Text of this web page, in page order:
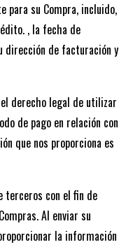
para su Compra, incluido,
, la fecha de
dirección de facturación y
derecho legal de utilizar
de pago en relación con
que nos proporciona es
terceros con el fin de
Al enviar su
la información